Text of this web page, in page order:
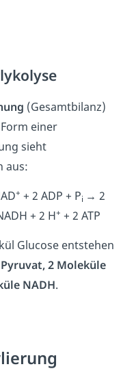
(Gesamtbilanz)
einer
sieht
aus:
+ + 2 ADP + Pi → 2
+ 2 H+ + 2 ATP
Glucose entstehen
2 Moleküle
NADH.